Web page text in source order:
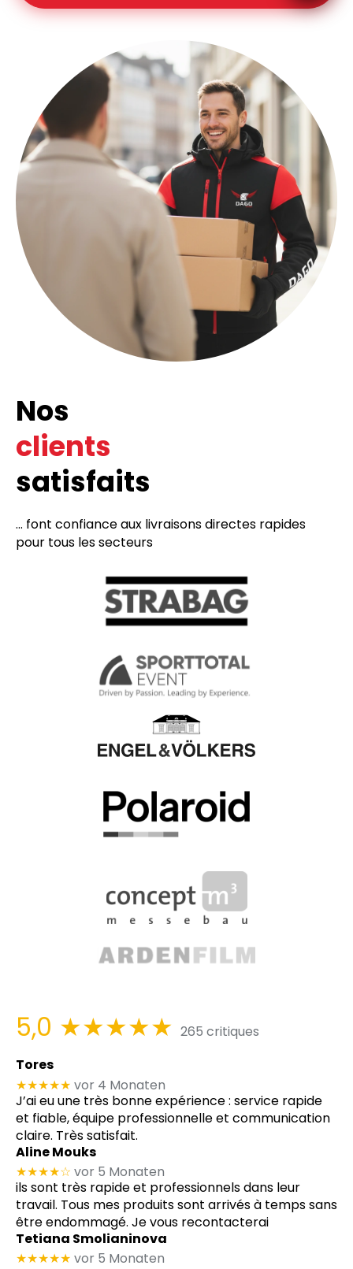
Nos
clients
satisfaits
... font confiance aux livraisons directes rapides
pour tous les secteurs
5,0 ★★★★★ 265 critiques
Tores
★★★★★ vor 4 Monaten
J’ai eu une très bonne expérience : service rapide
et fiable, équipe professionnelle et communication
claire. Très satisfait.
Aline Mouks
★★★★☆ vor 5 Monaten
ils sont très rapide et professionnels dans leur
travail. Tous mes produits sont arrivés à temps sans
être endommagé. Je vous recontacterai
Tetiana Smolianinova
★★★★★ vor 5 Monaten